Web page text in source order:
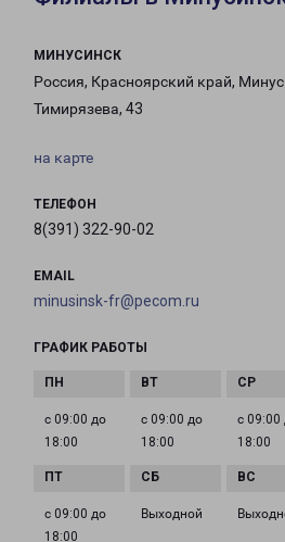
МИНУСИНСК
Россия, Красноярский край,
Тимирязева, 43
на карте
ТЕЛЕФОН
8(391) 322-90-02
EMAIL
minusinsk-fr@pecom.ru
ГРАФИК РАБОТЫ
с 09:00 до
18:00
с 09:00 до
18:00
с 09:00
18:00
с 09:00 до
18:00
Выходной